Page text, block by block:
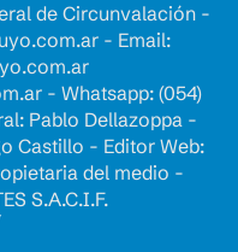
de Circunvalación -
- Email:
- Whatsapp: (054)
Pablo Dellazoppa -
Castillo - Editor Web:
del medio -
S.A.C.I.F.